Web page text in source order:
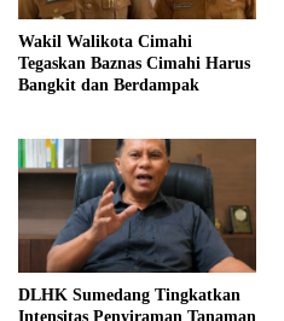
Wakil Walikota Cimahi
Tegaskan Baznas Cimahi Harus
Bangkit dan Berdampak
DLHK Sumedang Tingkatkan
Intensitas Penyiraman Tanaman